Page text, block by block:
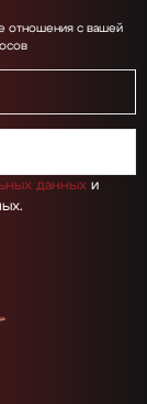
отношения с вашей
данныхи